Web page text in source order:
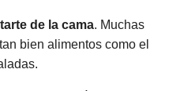
de la cama. Muchas
bien alimentos como el